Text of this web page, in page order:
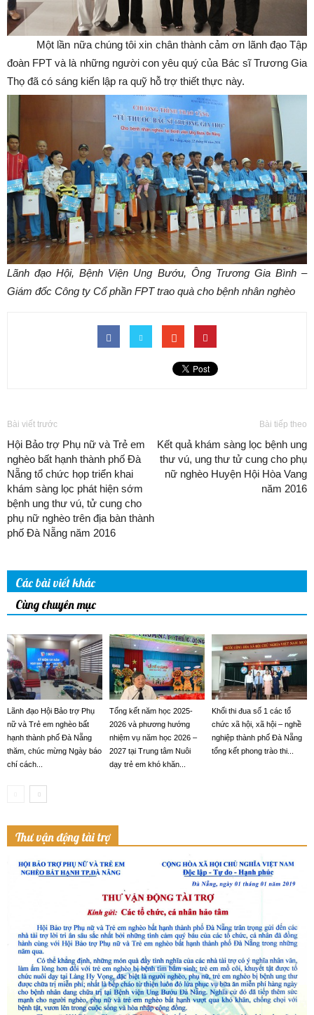
Một lần nữa chúng tôi xin chân thành cảm ơn lãnh đạo Tập
đoàn FPT và là những người con yêu quý của Bác sĩ Trương Gia
Thọ đã có sáng kiến lập ra quỹ hỗ trợ thiết thực này.
Lãnh đạo Hội, Bệnh Viện Ung Bướu, Ông Trương Gia Bình –
Giám đốc Công ty Cổ phần FPT trao quà cho bệnh nhân nghèo
Bài viết trước
Hội Bảo trợ Phụ nữ và Trẻ em
nghèo bất hạnh thành phố Đà
Nẵng tổ chức họp triển khai
khám sàng lọc phát hiện sớm
bệnh ung thư vú, tử cung cho
phụ nữ nghèo trên địa bàn thành
phố Đà Nẵng năm 2016
Bài tiếp theo
Kết quả khám sàng lọc bệnh ung
thư vú, ung thư tử cung cho phụ
nữ nghèo Huyện Hội Hòa Vang
năm 2016
Các bài viết khác
Cùng chuyên mục
Lãnh đạo Hội Bảo trợ Phụ
nữ và Trẻ em nghèo bất
hạnh thành phố Đà Nẵng
thăm, chúc mừng Ngày báo
chí cách...
Tổng kết năm học 2025-
2026 và phương hướng
nhiệm vụ năm học 2026 –
2027 tại Trung tâm Nuôi
dạy trẻ em khó khăn...
Khối thi đua số 1 các tổ
chức xã hội, xã hội – nghề
nghiệp thành phố Đà Nẵng
tổng kết phong trào thi...
Thư vận động tài trợ